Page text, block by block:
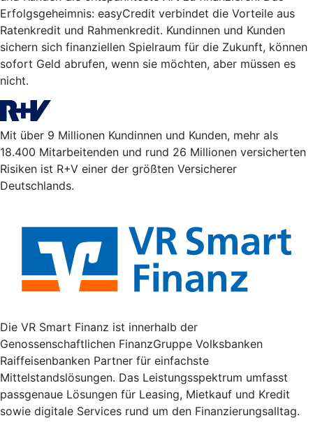
Erfolgsgeheimnis: easyCredit verbindet die Vorteile aus
Ratenkredit und Rahmenkredit. Kundinnen und Kunden
sichern sich finanziellen Spielraum für die Zukunft, können
sofort Geld abrufen, wenn sie möchten, aber müssen es
nicht.
Mit über 9 Millionen Kundinnen und Kunden, mehr als
18.400 Mitarbeitenden und rund 26 Millionen versicherten
Risiken ist R+V einer der größten Versicherer
Deutschlands.
Die VR Smart Finanz ist innerhalb der
Genossenschaftlichen FinanzGruppe Volksbanken
Raiffeisenbanken Partner für einfachste
Mittelstandslösungen. Das Leistungsspektrum umfasst
passgenaue Lösungen für Leasing, Mietkauf und Kredit
sowie digitale Services rund um den Finanzierungsalltag.